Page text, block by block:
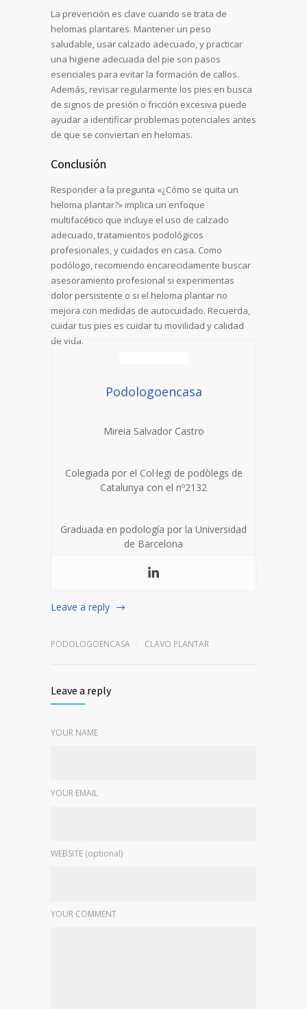
La prevención es clave cuando se trata de
helomas plantares. Mantener un peso
saludable, usar calzado adecuado, y practicar
una higiene adecuada del pie son pasos
esenciales para evitar la formación de callos.
Además, revisar regularmente los pies en busca
de signos de presión o fricción excesiva puede
ayudar a identificar problemas potenciales antes
de que se conviertan en helomas.
Conclusión
Responder a la pregunta «¿Cómo se quita un
heloma plantar?» implica un enfoque
multifacético que incluye el uso de calzado
adecuado, tratamientos podológicos
profesionales, y cuidados en casa. Como
podólogo, recomiendo encarecidamente buscar
asesoramiento profesional si experimentas
dolor persistente o si el heloma plantar no
mejora con medidas de autocuidado. Recuerda,
cuidar tus pies es cuidar tu movilidad y calidad
de vida.
Podologoencasa
Mireia Salvador Castro
Colegiada por el Col·legi de podòlegs de
Catalunya con el nº2132
Graduada en podología por la Universidad
de Barcelona
Leave a reply
PODOLOGOENCASA CLAVO PLANTAR
Leave a reply
YOUR NAME
YOUR EMAIL
WEBSITE (optional)
YOUR COMMENT